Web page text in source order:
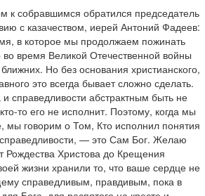
к собравшимся обратился председатель
с казачеством, иерей Антоний Фадеев:
в которое мы продолжаем пожинать
во время Великой Отечественной войны
Но без основания христианского,
это всегда бывает сложно сделать.
справедливости абстрактным быть не
то его не исполнит. Поэтому, когда мы
мы говорим о Том, Кто исполнил понятия
— это Сам Бог. Желаю
Рождества Христова до Крещения
жизни хранили то, что ваше сердце не
справедливым, правдивым, пока в